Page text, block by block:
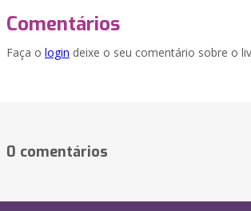
Comentários
Faça o login deixe o seu comentário sobre o
0 comentários